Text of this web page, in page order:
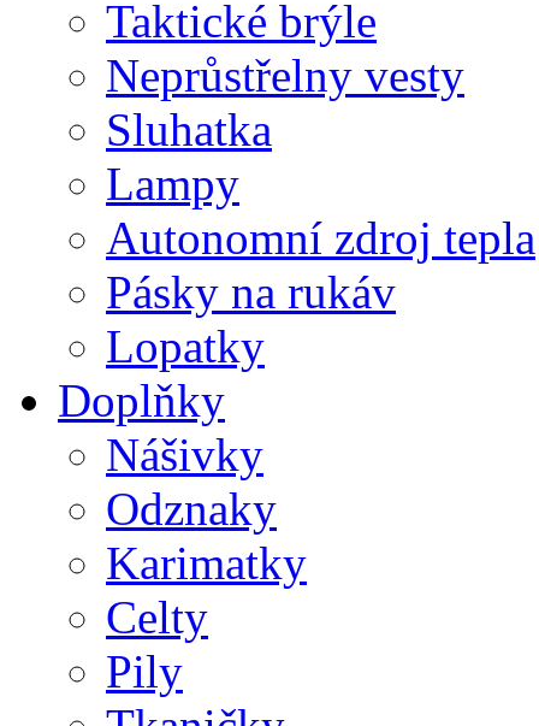
Taktické brýle
Neprůstřelny vesty
Sluhatka
Lampy
Autonomní zdroj tepla
Pásky na rukáv
Lopatky
Doplňky
Nášivky
Odznaky
Karimatky
Celty
Pily